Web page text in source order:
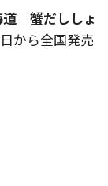
道 蟹だししょ
から全国発売